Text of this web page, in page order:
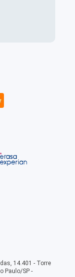
14.401 - Torre
Paulo/SP -